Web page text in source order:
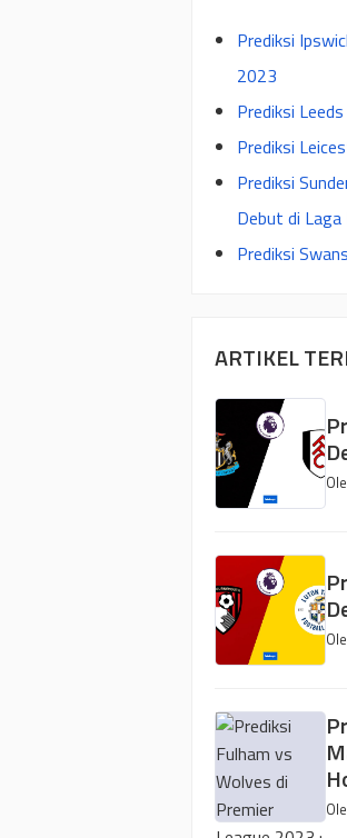
Prediksi
2023
Prediksi
Prediksi
Prediksi
Debut di Laga
Prediksi
ARTIKEL